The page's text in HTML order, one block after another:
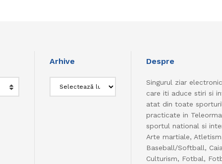
Arhive Despre
Singurul ziar
care iti aduce stiri si
atat din toate
practicate in
sportul national si
Arte martiale,
Baseball/Softball,
Culturism, Fotbal,